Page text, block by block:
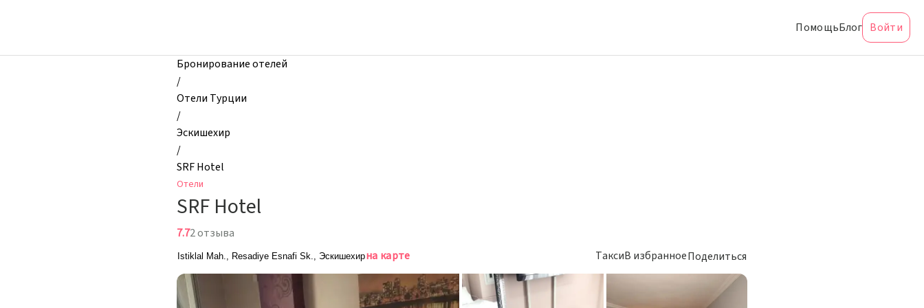
SRF
ПомощьБлог Войти
Бронирование отелей
/
Отели Турции
/
Эскишехир
/
SRF Hotel
Отели
SRF Hotel
7.72 отзыва
Istiklal Mah., Resadiye Esnafi Sk., Эскишехирна карте ТаксиВ избранноеПоделиться